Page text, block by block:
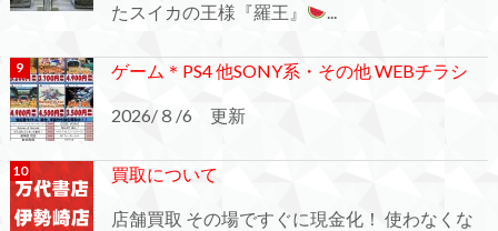
たスイカの王様『羅王』
...
ゲーム＊PS4 他SONY系・その他 WEBチラシ
2026/８/6 更新
買取について
店舗買取 その場ですぐに現金化！ 使わなくな